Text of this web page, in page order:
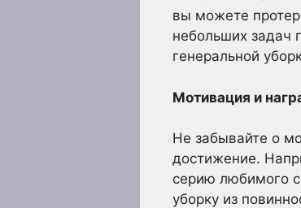
вы можете
небольших задач
генеральной
Мотивация и
Не забывайте о
достижение.
серию любимого
уборку из